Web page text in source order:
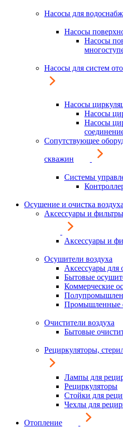
Насосы для
Насосы
Насосы
Насосы для систем
Насосы
Насосы
Насосы
Сопутствующее
скважин
Системы
Осушение и очистка воздуха
Аксессуары и
Аксессуары и
Осушители воздуха
Аксессуары для
Бытовые
Коммерческие
Промышленные
Очистители воздуха
Бытовые
Рециркуляторы,
Лампы для
Рециркуляторы
Стойки для
Чехлы для
Отопление